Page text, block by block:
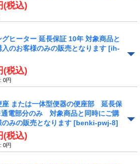
(税込)
グヒーター 延長保証 10年 対象商品と
入のお客様のみの販売となります [ih-
(税込)
: 0円
座 または一体型便器の便座部 延長保
電部分のみ 対象商品と同時にご購
のみの販売となります [benki-pwj-8]
(税込)
: 0円